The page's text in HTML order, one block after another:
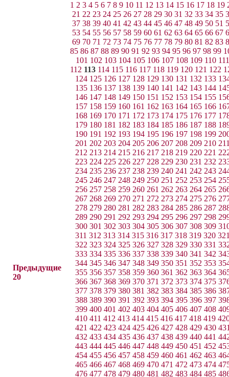
Предыдущие
20
1 2 3 4 5 6 7 8 9 10 11 12 13 14 15 16 17 18 19
21 22 23 24 25 26 27 28 29 30 31 32 33 34 35
37 38 39 40 41 42 43 44 45 46 47 48 49 50 51
53 54 55 56 57 58 59 60 61 62 63 64 65 66 67
69 70 71 72 73 74 75 76 77 78 79 80 81 82 83
85 86 87 88 89 90 91 92 93 94 95 96 97 98 99
101 102 103 104 105 106 107 108 109 110 111
112 113 114 115 116 117 118 119 120 121 122
124 125 126 127 128 129 130 131 132 133
135 136 137 138 139 140 141 142 143 144
146 147 148 149 150 151 152 153 154 155
157 158 159 160 161 162 163 164 165 166
168 169 170 171 172 173 174 175 176 177
179 180 181 182 183 184 185 186 187 188
190 191 192 193 194 195 196 197 198 199
201 202 203 204 205 206 207 208 209 210
212 213 214 215 216 217 218 219 220 221
223 224 225 226 227 228 229 230 231 232
234 235 236 237 238 239 240 241 242 243
245 246 247 248 249 250 251 252 253 254
256 257 258 259 260 261 262 263 264 265
267 268 269 270 271 272 273 274 275 276
278 279 280 281 282 283 284 285 286 287
289 290 291 292 293 294 295 296 297 298
300 301 302 303 304 305 306 307 308 309
311 312 313 314 315 316 317 318 319 320
322 323 324 325 326 327 328 329 330 331
333 334 335 336 337 338 339 340 341 342
344 345 346 347 348 349 350 351 352 353
355 356 357 358 359 360 361 362 363 364
366 367 368 369 370 371 372 373 374 375
377 378 379 380 381 382 383 384 385 386
388 389 390 391 392 393 394 395 396 397
399 400 401 402 403 404 405 406 407 408
410 411 412 413 414 415 416 417 418 419
421 422 423 424 425 426 427 428 429 430
432 433 434 435 436 437 438 439 440 441
443 444 445 446 447 448 449 450 451 452
454 455 456 457 458 459 460 461 462 463
465 466 467 468 469 470 471 472 473 474
476 477 478 479 480 481 482 483 484 485